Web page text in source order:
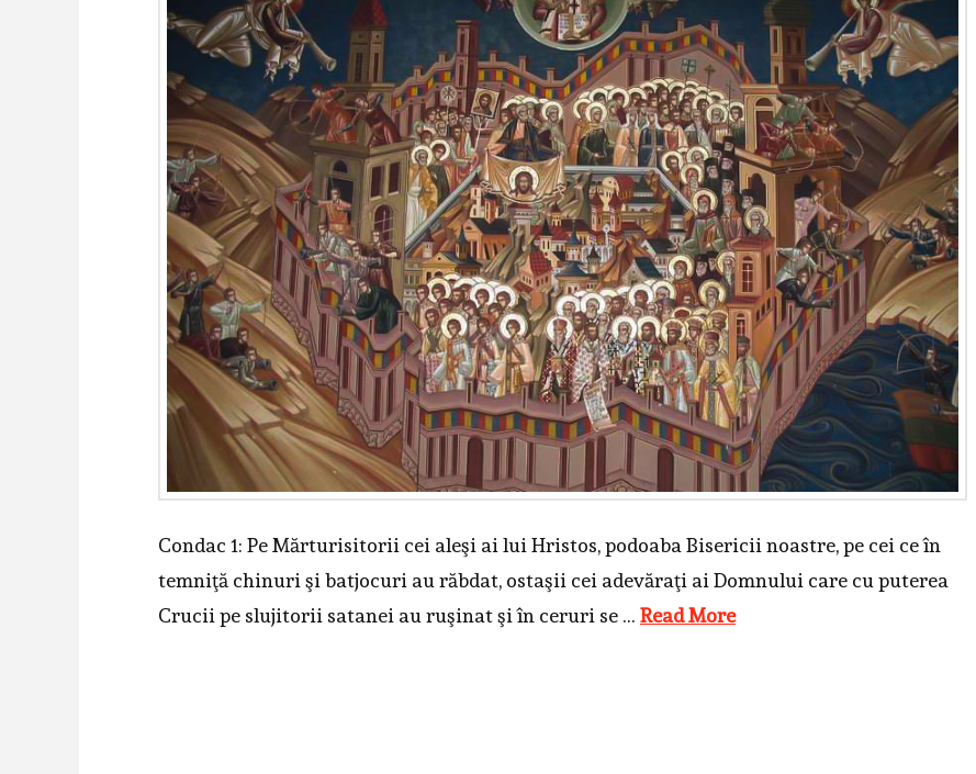
Condac 1: Pe Mărturisitorii cei aleşi ai lui Hristos, podoaba Bisericii noastre, pe cei ce în
temniţă chinuri şi batjocuri au răbdat, ostaşii cei adevăraţi ai Domnului care cu puterea
Crucii pe slujitorii satanei au ruşinat şi în ceruri se … Read More